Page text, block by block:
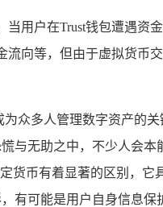
当用户在Trust钱包遭遇资
向等，但由于虚拟货
众多人管理数字资产的
与无助之中，不少人会本
货币有着显著的区别，
有可能是用户自身信息